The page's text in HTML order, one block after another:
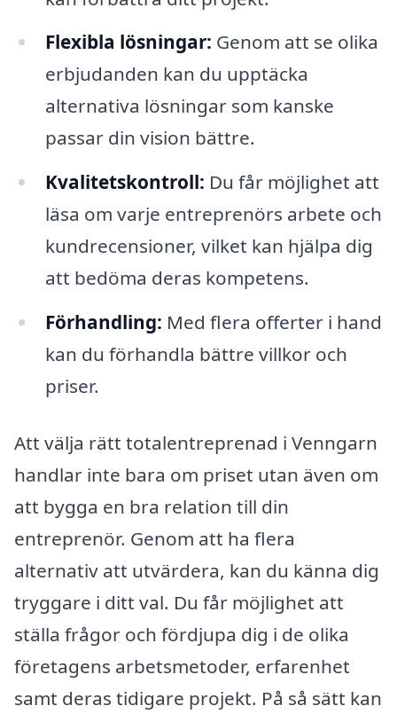
Flexibla lösningar: Genom att se olika
erbjudanden kan du upptäcka
alternativa lösningar som kanske
passar din vision bättre.
Kvalitetskontroll: Du får möjlighet att
läsa om varje entreprenörs arbete och
kundrecensioner, vilket kan hjälpa dig
att bedöma deras kompetens.
Förhandling: Med flera offerter i hand
kan du förhandla bättre villkor och
priser.
Att välja rätt totalentreprenad i Venngarn
handlar inte bara om priset utan även om
att bygga en bra relation till din
entreprenör. Genom att ha flera
alternativ att utvärdera, kan du känna dig
tryggare i ditt val. Du får möjlighet att
ställa frågor och fördjupa dig i de olika
företagens arbetsmetoder, erfarenhet
samt deras tidigare projekt. På så sätt kan